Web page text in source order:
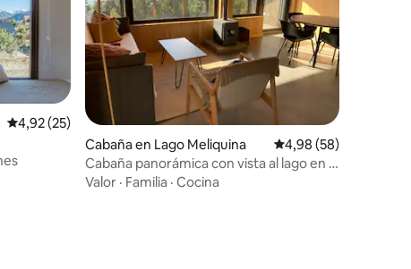
Calificación promedio: 4,92 de 5. 25 evaluaciones
4,92 (25)
Cabaña en Lago Meliquina Calificación
4,98 (58)
Cabaña panorámica con vista al lago en el
bosque
Valor · Familia · Cocina